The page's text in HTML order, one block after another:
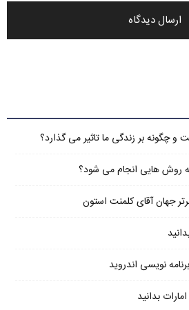
چگونه بر زندگی ما تاثیر می گذارد؟
چه روش هایی انجام می شود؟
جهان آقای کلمنت استون
نویسی اندروید
بدانید